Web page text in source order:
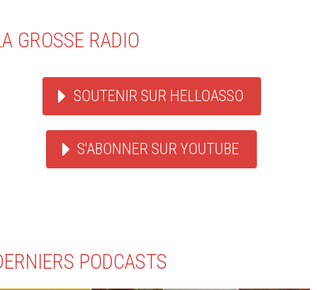
GROSSE RADIO
SOUTENIR SUR HELLOASSO
S'ABONNER SUR YOUTUBE
PODCASTS